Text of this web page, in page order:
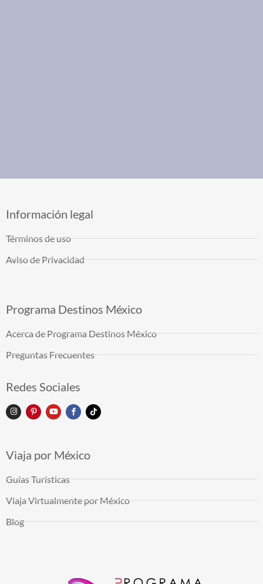
Información legal
Términos de uso
Aviso de Privacidad
Programa Destinos México
Acerca de Programa Destinos México
Preguntas Frecuentes
Redes Sociales
Viaja por México
Guías Turísticas
Viaja Virtualmente por México
Blog